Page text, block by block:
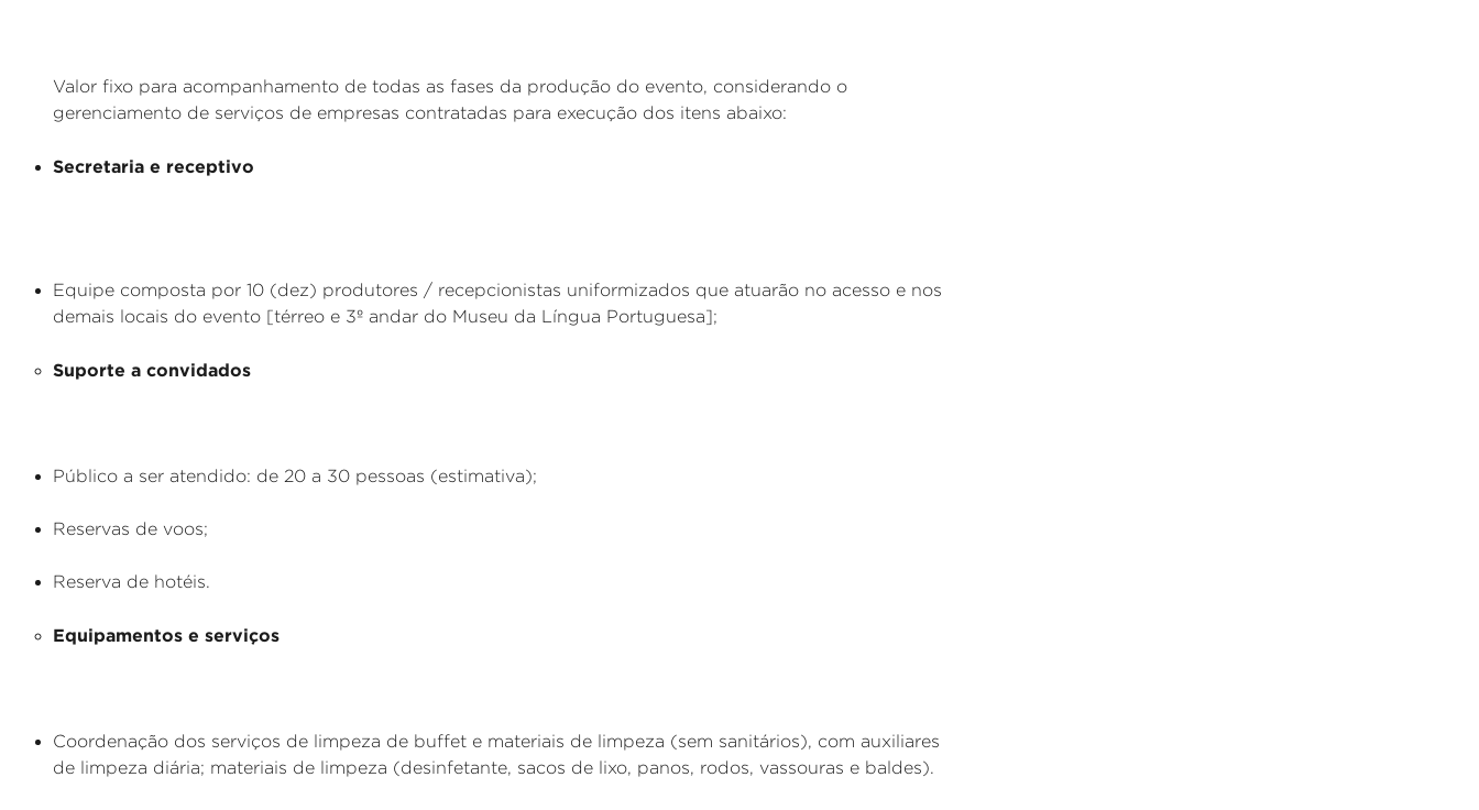
Valor fixo para acompanhamento de todas as fases da produção do evento, considerando o
gerenciamento de serviços de empresas contratadas para execução dos itens abaixo:
Secretaria e receptivo
Equipe composta por 10 (dez) produtores / recepcionistas uniformizados que atuarão no acesso e nos
demais locais do evento [térreo e 3º andar do Museu da Língua Portuguesa];
Suporte a convidados
Público a ser atendido: de 20 a 30 pessoas (estimativa);
Reservas de voos;
Reserva de hotéis.
Equipamentos e serviços
Coordenação dos serviços de limpeza de buffet e materiais de limpeza (sem sanitários), com auxiliares
de limpeza diária; materiais de limpeza (desinfetante, sacos de lixo, panos, rodos, vassouras e baldes).